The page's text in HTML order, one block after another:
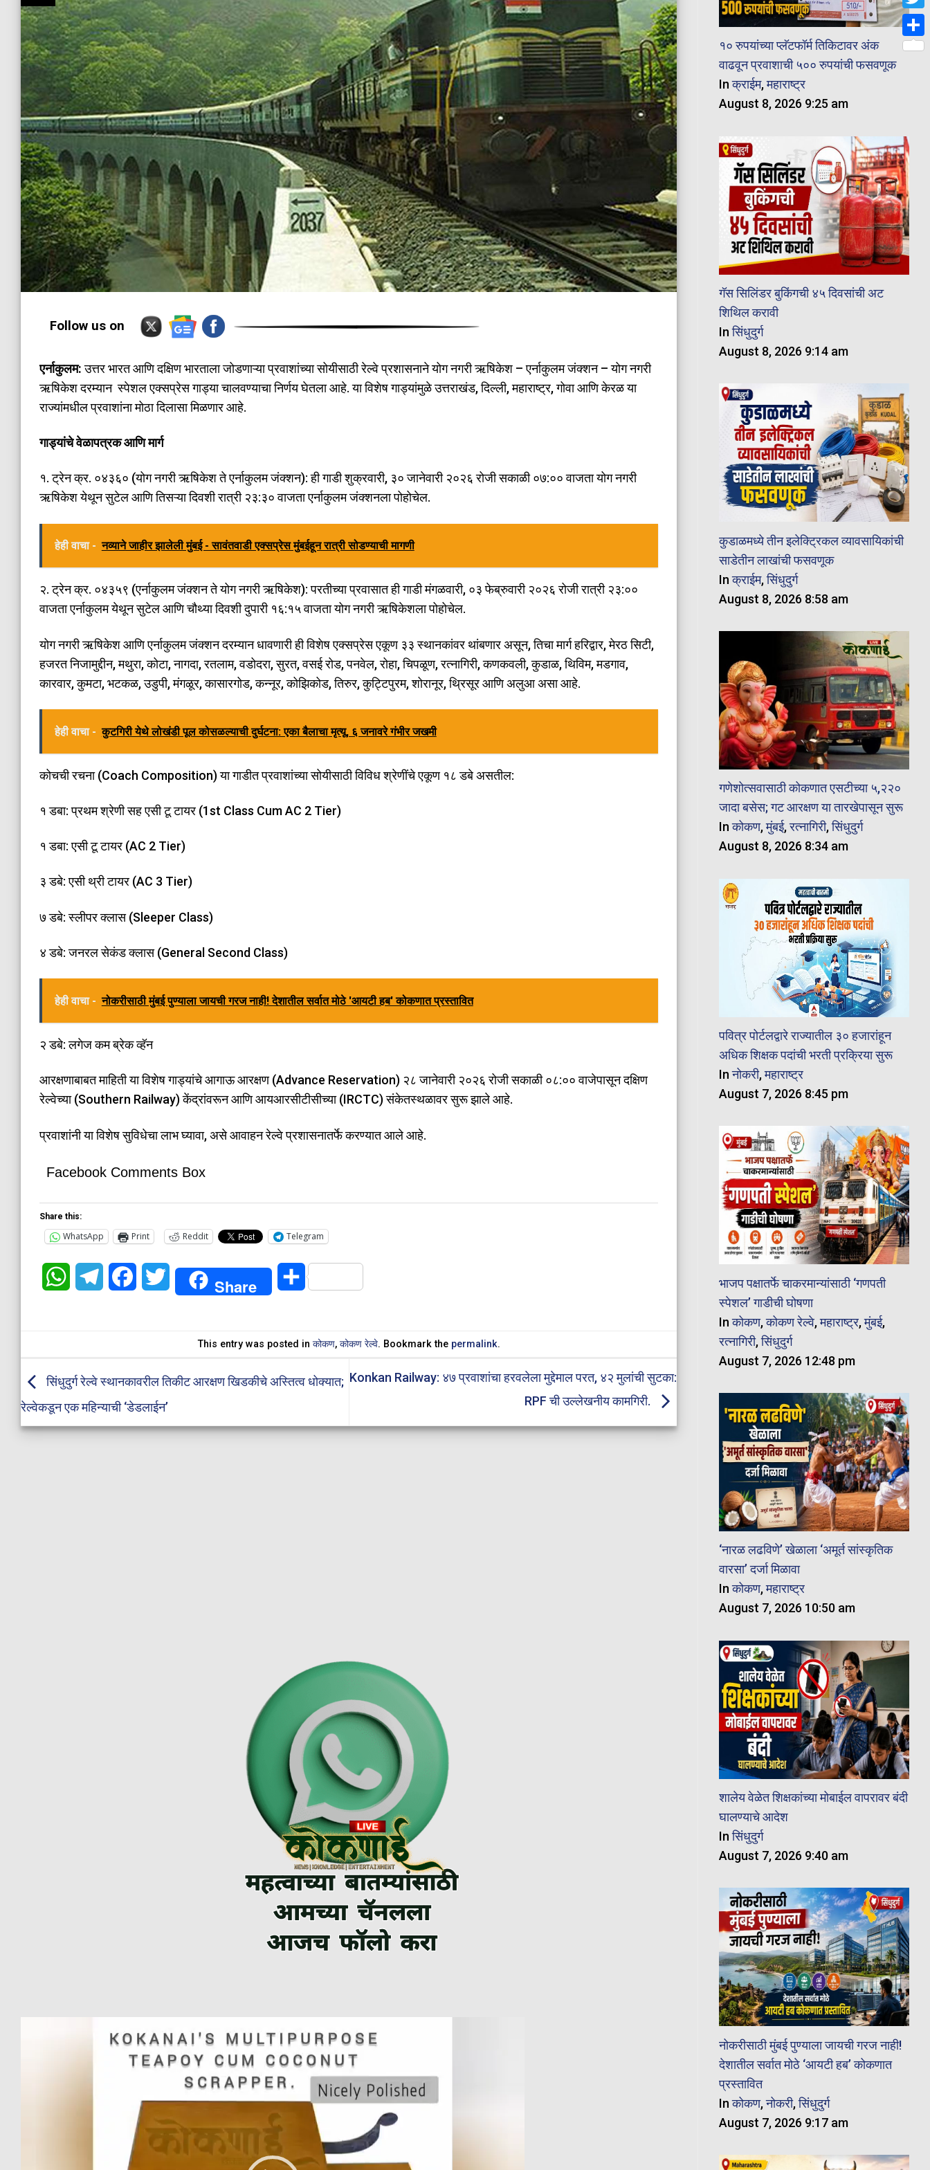
Follow us on
एर्नाकुलम:उत्तर भारत आणि दक्षिण भारताला जोडणाऱ्या प्रवाशांच्या सोयीसाठी रेल्वे प्रशासनाने योग नगरी ऋषिकेश – एर्नाकुलम जंक्शन – योग नगरी
ऋषिकेश दरम्यान स्पेशल एक्सप्रेस गाड्या चालवण्याचा निर्णय घेतला आहे. या विशेष गाड्यांमुळे उत्तराखंड, दिल्ली, महाराष्ट्र, गोवा आणि केरळ या
राज्यांमधील प्रवाशांना मोठा दिलासा मिळणार आहे.
​गाड्यांचे वेळापत्रक आणि मार्ग
​१. ट्रेन क्र. ०४३६० (योग नगरी ऋषिकेश ते एर्नाकुलम जंक्शन): ही गाडी शुक्रवारी, ३० जानेवारी २०२६ रोजी सकाळी ०७:०० वाजता योग नगरी
ऋषिकेश येथून सुटेल आणि तिसऱ्या दिवशी रात्री २३:३० वाजता एर्नाकुलम जंक्शनला पोहोचेल.
हेही वाचा - नव्याने जाहीर झालेली मुंबई - सावंतवाडी एक्सप्रेस मुंबईहून रात्री सोडण्याची मागणी
​२. ट्रेन क्र. ०४३५९ (एर्नाकुलम जंक्शन ते योग नगरी ऋषिकेश): परतीच्या प्रवासात ही गाडी मंगळवारी, ०३ फेब्रुवारी २०२६ रोजी रात्री २३:००
वाजता एर्नाकुलम येथून सुटेल आणि चौथ्या दिवशी दुपारी १६:१५ वाजता योग नगरी ऋषिकेशला पोहोचेल.
योग नगरी ऋषिकेश आणि एर्नाकुलम जंक्शन दरम्यान धावणारी ही विशेष एक्सप्रेस एकूण ३३ स्थानकांवर थांबणार असून, तिचा मार्ग हरिद्वार, मेरठ सिटी,
हजरत निजामुद्दीन, मथुरा, कोटा, नागदा, रतलाम, वडोदरा, सुरत, वसई रोड, पनवेल, रोहा, चिपळूण, रत्नागिरी, कणकवली, कुडाळ, थिविम, मडगाव,
कारवार, कुमटा, भटकळ, उडुपी, मंगळूर, कासारगोड, कन्नूर, कोझिकोड, तिरुर, कुट्टिपुरम, शोरानूर, थ्रिसूर आणि अलुआ असा आहे.
हेही वाचा - कुटगिरी येथे लोखंडी पूल कोसळल्याची दुर्घटना: एका बैलाचा मृत्यू, ६ जनावरे गंभीर जखमी
​कोचची रचना (Coach Composition) या गाडीत प्रवाशांच्या सोयीसाठी विविध श्रेणींचे एकूण १८ डबे असतील:
​१ डबा: प्रथम श्रेणी सह एसी टू टायर (1st Class Cum AC 2 Tier)
​१ डबा: एसी टू टायर (AC 2 Tier)
​३ डबे: एसी थ्री टायर (AC 3 Tier)
​७ डबे: स्लीपर क्लास (Sleeper Class)
​४ डबे: जनरल सेकंड क्लास (General Second Class)
हेही वाचा - नोकरीसाठी मुंबई पुण्याला जायची गरज नाही! देशातील सर्वात मोठे 'आयटी हब' कोकणात प्रस्तावित
​२ डबे: लगेज कम ब्रेक व्हॅन
​आरक्षणाबाबत माहिती या विशेष गाड्यांचे आगाऊ आरक्षण (Advance Reservation) २८ जानेवारी २०२६ रोजी सकाळी ०८:०० वाजेपासून दक्षिण
रेल्वेच्या (Southern Railway) केंद्रांवरून आणि आयआरसीटीसीच्या (IRCTC) संकेतस्थळावर सुरू झाले आहे.
​प्रवाशांनी या विशेष सुविधेचा लाभ घ्यावा, असे आवाहन रेल्वे प्रशासनातर्फे करण्यात आले आहे.
Facebook Comments Box
Share this:
WhatsApp Print Reddit Telegram
WhatsAppTelegramFacebookTwitter Share Share
This entry was posted in कोकण, कोकण रेल्वे. Bookmark the permalink.
सिंधुदुर्ग रेल्वे स्थानकावरील तिकीट आरक्षण खिडकीचे अस्तित्व धोक्यात;
रेल्वेकडून एक महिन्याची ‘डेडलाईन’
Konkan Railway: ४७ प्रवाशांचा हरवलेला मुद्देमाल परत, ४२ मुलांची सुटका:
RPF ची उल्लेखनीय कामगिरी.
१० रुपयांच्या प्लॅटफॉर्म तिकिटावर अंक
वाढवून प्रवाशाची ५०० रुपयांची फसवणूक
Inक्राईम,महाराष्ट्र
August 8, 2026 9:25 am
गॅस सिलिंडर बुकिंगची ४५ दिवसांची अट
शिथिल करावी
Inसिंधुदुर्ग
August 8, 2026 9:14 am
कुडाळमध्ये तीन इलेक्ट्रिकल व्यावसायिकांची
साडेतीन लाखांची फसवणूक
Inक्राईम,सिंधुदुर्ग
August 8, 2026 8:58 am
गणेशोत्सवासाठी कोकणात एसटीच्या ५,२२०
जादा बसेस; गट आरक्षण या तारखेपासून सुरू
Inकोकण,मुंबई,रत्नागिरी,सिंधुदुर्ग
August 8, 2026 8:34 am
पवित्र पोर्टलद्वारे राज्यातील ३० हजारांहून
अधिक शिक्षक पदांची भरती प्रक्रिया सुरू
Inनोकरी,महाराष्ट्र
August 7, 2026 8:45 pm
भाजप पक्षातर्फे चाकरमान्यांसाठी ‘गणपती
स्पेशल’ गाडीची घोषणा
Inकोकण,कोकण रेल्वे,महाराष्ट्र,मुंबई,
रत्नागिरी,सिंधुदुर्ग
August 7, 2026 12:48 pm
‘नारळ लढविणे’ खेळाला ‘अमूर्त सांस्कृतिक
वारसा’ दर्जा मिळावा
Inकोकण,महाराष्ट्र
August 7, 2026 10:50 am
शालेय वेळेत शिक्षकांच्या मोबाईल वापरावर बंदी
घालण्याचे आदेश
Inसिंधुदुर्ग
August 7, 2026 9:40 am
नोकरीसाठी मुंबई पुण्याला जायची गरज नाही!
देशातील सर्वात मोठे ‘आयटी हब’ कोकणात
प्रस्तावित
Inकोकण,नोकरी,सिंधुदुर्ग
August 7, 2026 9:17 am